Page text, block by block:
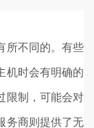
所不同的。有些
机时会有明确的
限制，可能会对
务商则提供了无